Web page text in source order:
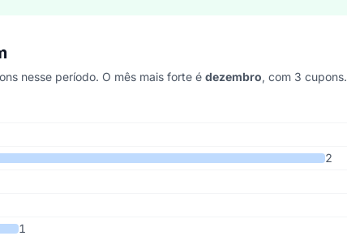
nesse período. O mês mais forte é dezembro, com 3 cupons.
2
1